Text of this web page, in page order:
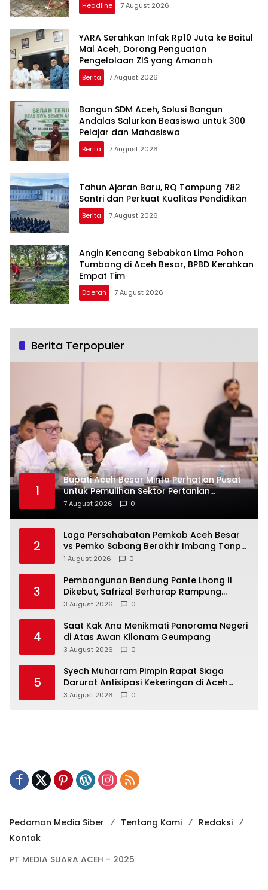
Headline 7 August 2026
YARA Serahkan Infak Rp10 Juta ke Baitul
Mal Aceh, Dorong Penguatan
Pengelolaan ZIS yang Amanah
Berita 7 August 2026
Bangun SDM Aceh, Solusi Bangun
Andalas Salurkan Beasiswa untuk 300
Pelajar dan Mahasiswa
Berita 7 August 2026
Tahun Ajaran Baru, RQ Tampung 782
Santri dan Perkuat Kualitas Pendidikan
Berita 7 August 2026
Angin Kencang Sebabkan Lima Pohon
Tumbang di Aceh Besar, BPBD Kerahkan
Empat Tim
Daerah 7 August 2026
Berita Terpopuler
1
Bupati Aceh Besar Minta Perhatian Pusat
untuk Pemulihan Sektor Pertanian
Pascabencana
7 August 2026 0
2
Laga Persahabatan Pemkab Aceh Besar
vs Pemko Sabang Berakhir Imbang Tanpa
Gol
1 August 2026 0
3
Pembangunan Bendung Pante Lhong II
Dikebut, Safrizal Berharap Rampung
Sesuai Target
3 August 2026 0
4
Saat Kak Ana Menikmati Panorama Negeri
di Atas Awan Kilonam Geumpang
3 August 2026 0
5
Syech Muharram Pimpin Rapat Siaga
Darurat Antisipasi Kekeringan di Aceh
Besar
3 August 2026 0
Pedoman Media Siber Tentang Kami
Redaksi
Kontak
PT MEDIA SUARA ACEH - 2025